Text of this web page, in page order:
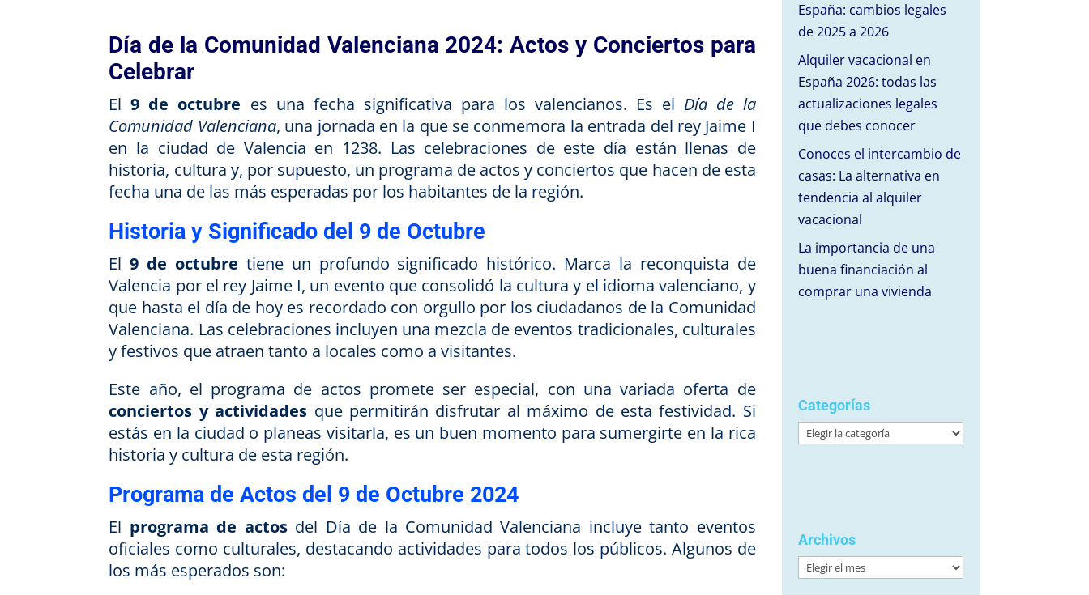
Día de la Comunidad Valenciana 2024: Actos y Conciertos para
Celebrar
El9 de octubre es una fecha significativa para los valencianos. Es el Día de la
Comunidad Valenciana, una jornada en la que se conmemora la entrada del rey Jaime I
en la ciudad de Valencia en 1238. Las celebraciones de este día están llenas de
historia, cultura y, por supuesto, un programa de actos y conciertos que hacen de esta
fecha una de las más esperadas por los habitantes de la región.
Historia y Significado del 9 de Octubre
El9 de octubre tiene un profundo significado histórico. Marca la reconquista de
Valencia por el rey Jaime I, un evento que consolidó la cultura y el idioma valenciano, y
que hasta el día de hoy es recordado con orgullo por los ciudadanos de la Comunidad
Valenciana. Las celebraciones incluyen una mezcla de eventos tradicionales, culturales
y festivos que atraen tanto a locales como a visitantes.
Este año, el programa de actos promete ser especial, con una variada oferta de
conciertos y actividades que permitirán disfrutar al máximo de esta festividad. Si
estás en la ciudad o planeas visitarla, es un buen momento para sumergirte en la rica
historia y cultura de esta región.
Programa de Actos del 9 de Octubre 2024
El programa de actosdel Día de la Comunidad Valenciana incluye tanto eventos
oficiales como culturales, destacando actividades para todos los públicos. Algunos de
los más esperados son:
España: cambios legales
de 2025 a 2026
Alquiler vacacional en
España 2026: todas las
actualizaciones legales
que debes conocer
Conoces el intercambio de
casas: La alternativa en
tendencia al alquiler
vacacional
La importancia de una
buena financiación al
comprar una vivienda
Categorías
Categorías
Archivos
Archivos